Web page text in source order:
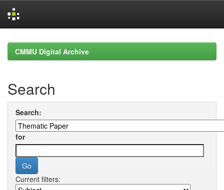
navigationCMMU Digital Archive
Search
Search:
for
Current filters: